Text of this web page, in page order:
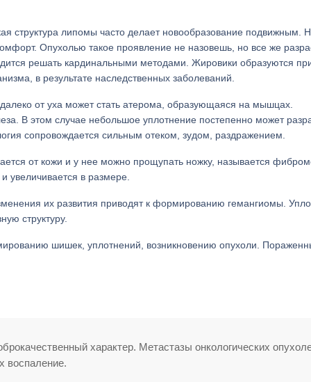
структура липомы часто делает новообразование подвижным.
Опухолью такое проявление не назовешь, но все же
решать кардинальными методами. Жировики образуются
в результате наследственных заболеваний.
от уха может стать атерома, образующаяся на мышцах.
В этом случае небольшое уплотнение постепенно может
сопровождается сильным отеком, зудом, раздражением.
от кожи и у нее можно прощупать ножку, называется
увеличивается в размере.
их развития приводят к формированию гемангиомы.
структуру.
шишек, уплотнений, возникновению опухоли.
характер. Метастазы онкологических
воспаление.